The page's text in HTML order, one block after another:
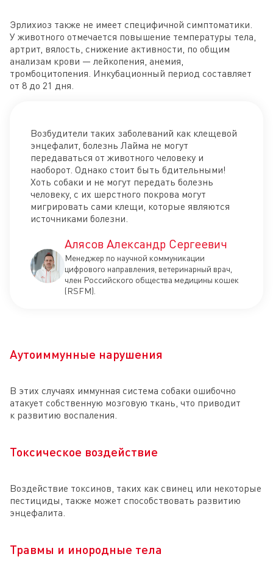
Эрлихиоз также не имеет специфичной симптоматики.
У животного отмечается повышение температуры тела,
артрит, вялость, снижение активности, по общим
анализам крови — лейкопения, анемия,
тромбоцитопения. Инкубационный период составляет
от 8 до 21 дня.
Возбудители таких заболеваний как клещевой
энцефалит, болезнь Лайма не могут
передаваться от животного человеку и
наоборот. Однако стоит быть бдительными!
Хоть собаки и не могут передать болезнь
человеку, с их шерстного покрова могут
мигрировать сами клещи, которые являются
источниками болезни.
Алясов Александр Сергеевич
Менеджер по научной коммуникации
цифрового направления, ветеринарный врач,
член Российского общества медицины кошек
(RSFM).
Аутоиммунные нарушения
В этих случаях иммунная система собаки ошибочно
атакует собственную мозговую ткань, что приводит
к развитию воспаления.
Токсическое воздействие
Воздействие токсинов, таких как свинец или некоторые
пестициды, также может способствовать развитию
энцефалита.
Травмы и инородные тела